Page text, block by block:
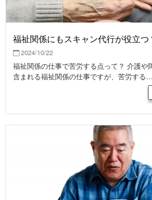
福祉関係にもスキャン代行が役立つ
2024/10/22
福祉関係の仕事で苦労する点って？ 介護や
含まれる福祉関係の仕事ですが、苦労する…